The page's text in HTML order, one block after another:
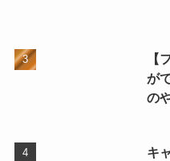
【
が
の
キ